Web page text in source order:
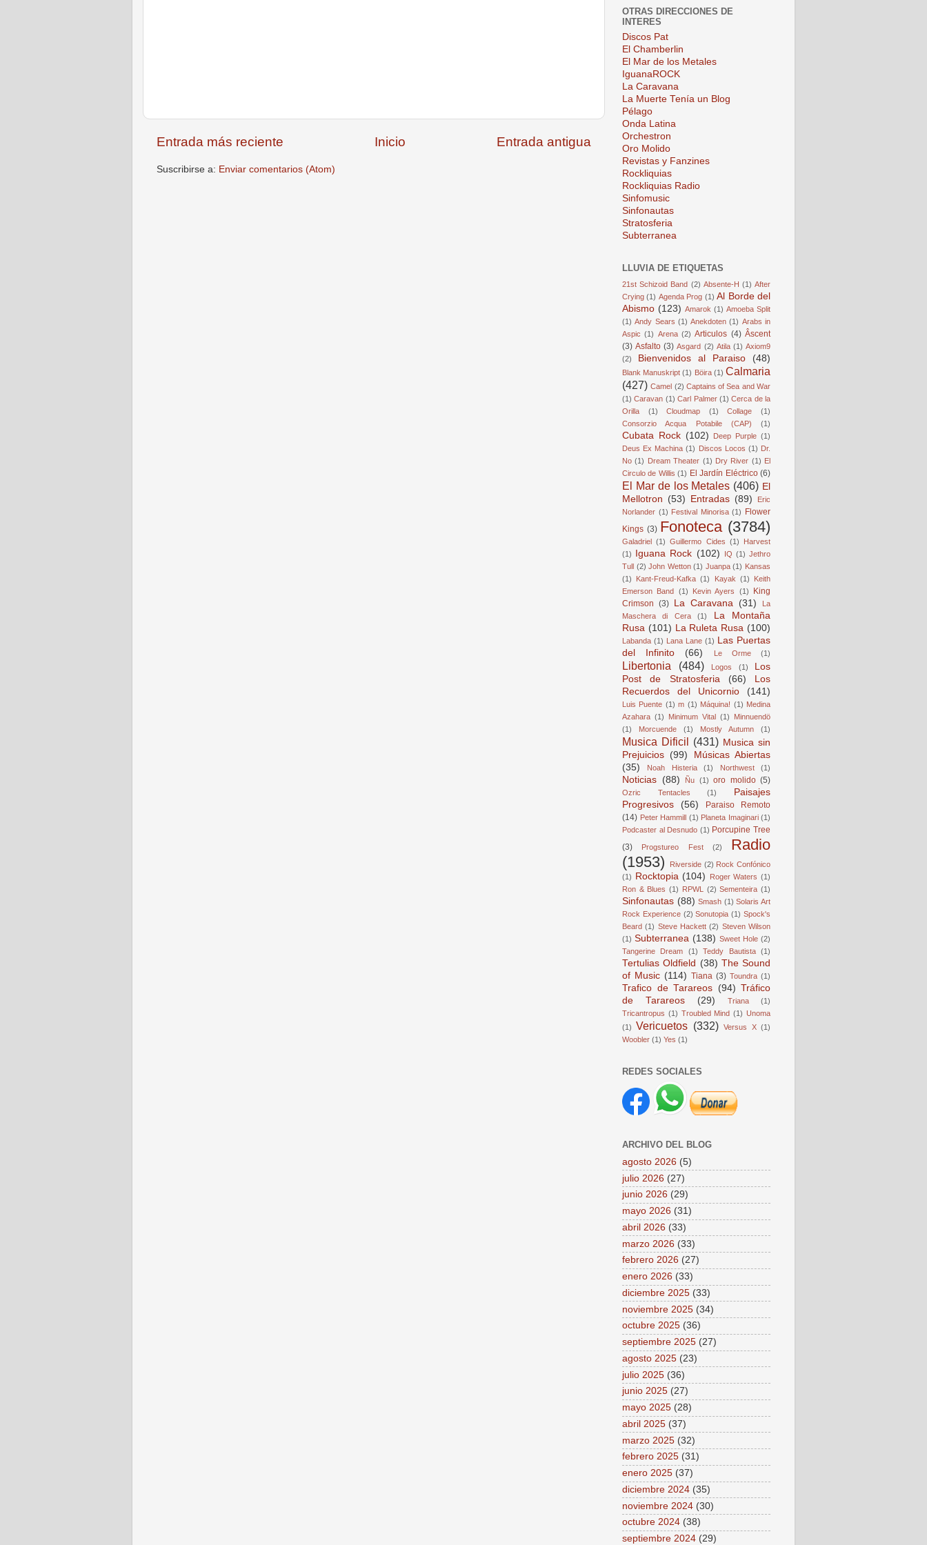
Entrada más reciente Entrada antigua
Inicio
Suscribirse a: Enviar comentarios (Atom)
OTRAS DIRECCIONES DE
INTERES
Discos Pat
El Chamberlin
El Mar de los Metales
IguanaROCK
La Caravana
La Muerte Tenía un Blog
Pélago
Onda Latina
Orchestron
Oro Molido
Revistas y Fanzines
Rockliquias
Rockliquias Radio
Sinfomusic
Sinfonautas
Stratosferia
Subterranea
LLUVIA DE ETIQUETAS
21st Schizoid Band (2) Absente-H (1) After
Crying (1) Agenda Prog (1) Al Borde del
Abismo (123) Amarok (1) Amoeba Split
(1) Andy Sears (1) Anekdoten (1) Arabs in
Aspic (1) Arena (2) Articulos (4) Âscent
(3) Asfalto (3) Asgard (2) Atila (1) Axiom9
(2)
Bienvenidos al Paraiso (48)
Blank Manuskript (1) Böira (1) Calmaria
(427) Camel (2) Captains of Sea and War
(1) Caravan (1) Carl Palmer (1) Cerca de la
Orilla
(1) Cloudmap (1) Collage
(1)
Consorzio Acqua Potabile (CAP)
(1)
Cubata Rock (102) Deep Purple (1)
Deus Ex Machina (1) Discos Locos (1) Dr.
No (1) Dream Theater (1) Dry River (1) El
Circulo de Willis (1) El Jardín Eléctrico (6)
El Mar de los Metales (406) El
Mellotron (53) Entradas (89)
Eric
Norlander (1) Festival Minorisa (1) Flower
Kings (3) Fonoteca (3784)
Galadriel (1) Guillermo Cides (1)
Harvest
(1) Iguana Rock (102) IQ (1) Jethro
Tull (2) John Wetton (1) Juanpa (1) Kansas
(1)
Kant-Freud-Kafka (1) Kayak (1)
Keith
Emerson Band (1) Kevin Ayers (1)
King
Crimson (3) La Caravana (31)
La
Maschera di Cera
(1)
La Montaña
Rusa (101) La Ruleta Rusa (100)
Labanda (1) Lana Lane (1) Las Puertas
del Infinito
(66) Le Orme (1)
Libertonia (484) Logos (1)
Los
Post de Stratosferia
(66)
Los
Recuerdos del Unicornio
(141)
Luis Puente (1) m (1) Máquina! (1) Medina
Azahara (1) Minimum Vital (1)
Minnuendö
(1)
Morcuende (1) Mostly Autumn (1)
Musica Dificil (431) Musica sin
Prejuicios (99)
Músicas Abiertas
(35)
Noah Histeria (1) Northwest (1)
Noticias (88) Ñu (1) oro molido (5)
Ozric Tentacles (1)
Paisajes
Progresivos
(56)
Paraiso Remoto
(14) Peter Hammill (1) Planeta Imaginari (1)
Podcaster al Desnudo (1) Porcupine Tree
(3)
Progstureo Fest (2)
Radio
(1953)
Riverside (2) Rock Confónico
(1) Rocktopia (104) Roger Waters (1)
Ron & Blues (1) RPWL (2) Sementeira (1)
Sinfonautas (88) Smash (1) Solaris Art
Rock Experience (2) Sonutopia (1) Spock's
Beard (1) Steve Hackett (2) Steven Wilson
(1) Subterranea (138) Sweet Hole (2)
Tangerine Dream
(1) Teddy Bautista (1)
Tertulias Oldfield (38) The Sound
of Music (114) Tiana (3) Toundra (1)
Trafico de Tarareos (94) Tráfico
de Tarareos
(29) Triana
(1)
Tricantropus (1) Troubled Mind (1) Unoma
(1)
Vericuetos (332) Versus X (1)
Woobler (1) Yes (1)
REDES SOCIALES
ARCHIVO DEL BLOG
agosto 2026 (5)
julio 2026 (27)
junio 2026 (29)
mayo 2026 (31)
abril 2026 (33)
marzo 2026 (33)
febrero 2026 (27)
enero 2026 (33)
diciembre 2025 (33)
noviembre 2025 (34)
octubre 2025 (36)
septiembre 2025 (27)
agosto 2025 (23)
julio 2025 (36)
junio 2025 (27)
mayo 2025 (28)
abril 2025 (37)
marzo 2025 (32)
febrero 2025 (31)
enero 2025 (37)
diciembre 2024 (35)
noviembre 2024 (30)
octubre 2024 (38)
septiembre 2024 (29)